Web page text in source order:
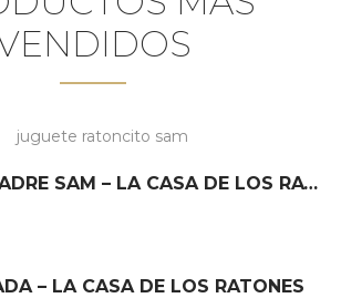
RATONCITO MADRE SAM – LA CASA DE LOS RATONES
– LA CASA DE LOS RATONES